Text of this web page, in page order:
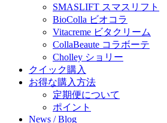
SMASLIFT スマスリフト
BioColla ビオコラ
Vitacreme ビタクリーム
CollaBeaute コラボーテ
Cholley ショリー
クイック購入
お得な購入方法
定期便について
ポイント
News / Blog